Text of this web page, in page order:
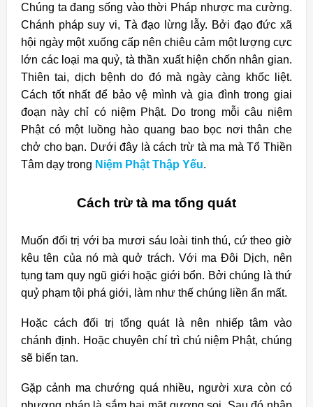
Chúng ta đang sống vào thời Pháp nhược ma cường.
Chánh pháp suy vi, Tà đạo lừng lẫy. Bởi đạo đức xã
hội ngày một xuống cấp nên chiêu cảm một lượng cực
lớn các loại ma quỷ, tà thần xuất hiện chốn nhân gian.
Thiên tai, dịch bệnh do đó mà ngày càng khốc liệt.
Cách tốt nhất để bảo vệ mình và gia đình trong giai
đoạn này chỉ có niệm Phật. Do trong mỗi câu niệm
Phật có một luồng hào quang bao bọc nơi thân che
chở cho bạn. Dưới đây là cách trừ tà ma mà Tổ Thiền
Tâm dạy trong Niệm Phật Thập Yếu.
Cách trừ tà ma tổng quát
Muốn đối trị với ba mươi sáu loài tinh thú, cứ theo giờ
kêu tên của nó mà quở trách. Với ma Đôi Dịch, nên
tụng tam quy ngũ giới hoặc giới bổn. Bởi chúng là thứ
quỷ phạm tội phá giới, làm như thế chúng liền ẩn mất.
Hoặc cách đối trị tổng quát là nên nhiếp tâm vào
chánh định. Hoặc chuyên chí trì chú niệm Phật, chúng
sẽ biến tan.
Gặp cảnh ma chướng quá nhiều, người xưa còn có